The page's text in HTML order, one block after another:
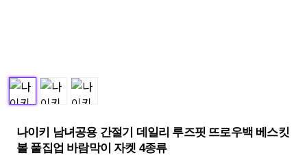
나이키 남녀공용 간절기 데일리 루즈핏 뜨로우백 베스킷
볼 풀집업 바람막이 자켓 4종류